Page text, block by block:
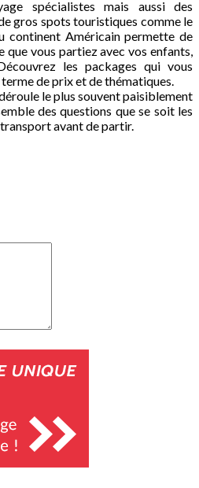
spécialistes mais aussi des
gros spots touristiques comme le
continent Américain permette de
vous partiez avec vos enfants,
les packages qui vous
de prix et de thématiques.
le plus souvent paisiblement
des questions que se soit les
avant de partir.